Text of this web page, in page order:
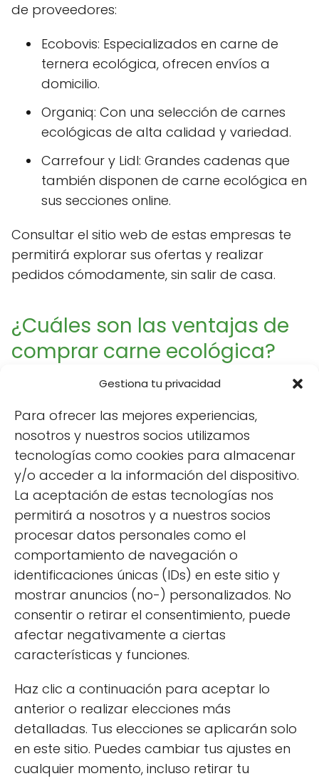
Gestiona tu privacidad
Para ofrecer las mejores experiencias,
nosotros y nuestros socios utilizamos
tecnologías como cookies para almacenar
y/o acceder a la información del dispositivo.
La aceptación de estas tecnologías nos
permitirá a nosotros y a nuestros socios
procesar datos personales como el
comportamiento de navegación o
identificaciones únicas (IDs) en este sitio y
mostrar anuncios (no-) personalizados. No
consentir o retirar el consentimiento, puede
afectar negativamente a ciertas
características y funciones.
Haz clic a continuación para aceptar lo
anterior o realizar elecciones más
detalladas. Tus elecciones se aplicarán solo
en este sitio. Puedes cambiar tus ajustes en
cualquier momento, incluso retirar tu
de proveedores:
Ecobovis: Especializados en carne de
ternera ecológica, ofrecen envíos a
domicilio.
Organiq: Con una selección de carnes
ecológicas de alta calidad y variedad.
Carrefour y Lidl: Grandes cadenas que
también disponen de carne ecológica en
sus secciones online.
Consultar el sitio web de estas empresas te
permitirá explorar sus ofertas y realizar
pedidos cómodamente, sin salir de casa.
¿Cuáles son las ventajas de
comprar carne ecológica?
Comprar carne ecológica presenta múltiples
saludable, dado que los métodos de
producción ecológica garantizan un menor
contenido de aditivos y productos químicos.
Además, la carne ecológica suele tener un
sabor más intenso y auténtico, lo que la
convierte en una opción ideal para aquellos
que disfrutan de una buena cocina. La
ecológica gourmetes cada vez más
popular entre los chefs y aficionados a la
gastronomía.